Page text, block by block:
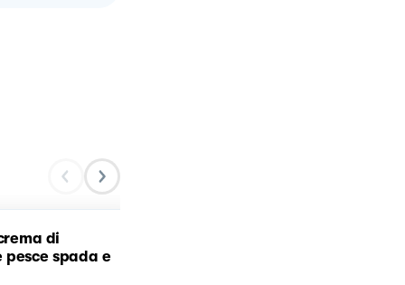
di
pesce spada e